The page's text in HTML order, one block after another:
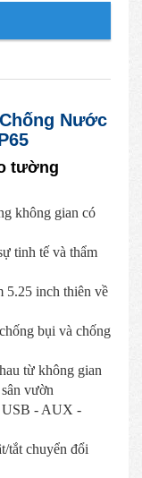
Nước
tường
không gian có
tinh tế và thẩm
5.25 inch thiên về
bụi và chống
từ không gian
vườn
USB - AUX -
tắt chuyển đổi